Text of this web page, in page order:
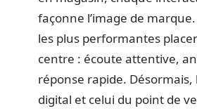
façonne l’image de
les plus performantes
centre : écoute attentive,
réponse rapide.
digital et celui du point de